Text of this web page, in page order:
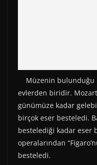
Müzenin bulunduğu
evlerden biridir.
günümüze kadar
birçok eser besteledi.
bestelediği kadar eser
operalarından
besteledi.